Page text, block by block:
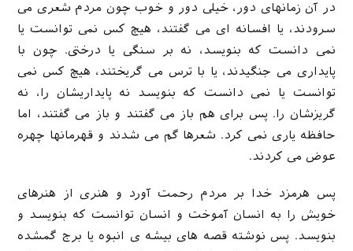
در آن زمانهای دور، خیلی دور و خوب چون مردم شعری می
سرودند، یا افسانه ای می گفتند، هیچ کس نمی توانست یا
نمی دانست که بنویسد، نه بر سنگی یا درختی. چون با
پایداری می جنگیدند، یا با ترس می گریختند، هیچ کس نمی
توانست یا نمی دانست که بنویسد نه پایداریشان را، نه
گریزشان را. پس برای هم باز می گفتند و باز می گفتند، اما
حافظه یاری نمی کرد. شعرها گم می شدند و قهرمانها چهره
عوض می کردند.
پس هرمزد خدا بر مردم رحمت آورد و هنری از هنرهای
خویش را به انسان آموخت و انسان توانست که بنویسد و
بنویسد. پس نوشته قصه های بیشه ی انبوه یا برج گمشده